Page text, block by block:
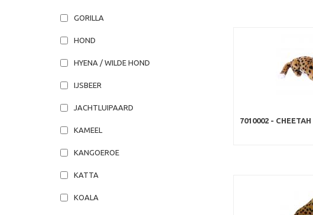
GORILLA
HOND
HYENA / WILDE HOND
IJSBEER
JACHTLUIPAARD
KAMEEL
KANGOEROE
KATTA
KOALA
7010002 -